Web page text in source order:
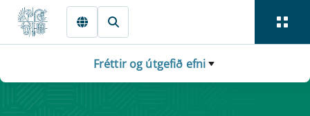
Fara beint í Meginmál
Fréttir og útgefið efni